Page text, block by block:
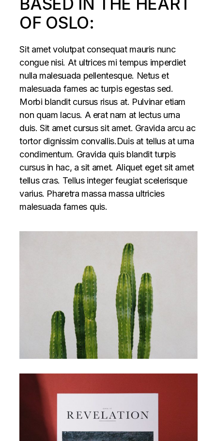
OF OSLO:
Sit amet volutpat consequat mauris nunc
congue nisi. At ultrices mi tempus imperdiet
nulla malesuada pellentesque. Netus et
malesuada fames ac turpis egestas sed.
Morbi blandit cursus risus at. Pulvinar etiam
non quam lacus. A erat nam at lectus urna
duis. Sit amet cursus sit amet. Gravida arcu ac
tortor dignissim convallis.Duis at tellus at urna
condimentum. Gravida quis blandit turpis
cursus in hac, a sit amet. Aliquet eget sit amet
tellus cras. Tellus integer feugiat scelerisque
varius. Pharetra massa massa ultricies
malesuada fames quis.